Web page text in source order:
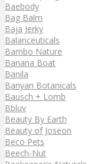
Baebody
Bag Balm
Baja Jerky
Balanceuticals
Bambo Nature
Banana Boat
Banila
Banyan Botanicals
Bausch + Lomb
Bbluv
Beauty By Earth
Beauty of Joseon
Beco Pets
Beech-Nut